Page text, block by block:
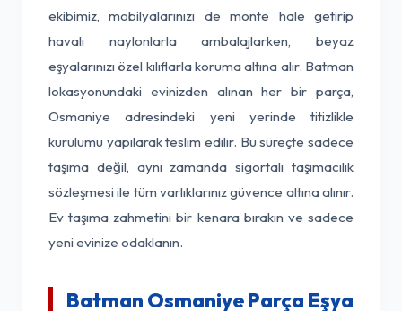
ekibimiz, mobilyalarınızı de monte hale getirip
havalı naylonlarla ambalajlarken, beyaz
eşyalarınızı özel kılıflarla koruma altına alır. Batman
lokasyonundaki evinizden alınan her bir parça,
Osmaniye adresindeki yeni yerinde titizlikle
kurulumu yapılarak teslim edilir. Bu süreçte sadece
taşıma değil, aynı zamanda sigortalı taşımacılık
sözleşmesi ile tüm varlıklarınız güvence altına alınır.
Ev taşıma zahmetini bir kenara bırakın ve sadece
yeni evinize odaklanın.
Batman Osmaniye Parça Eşya